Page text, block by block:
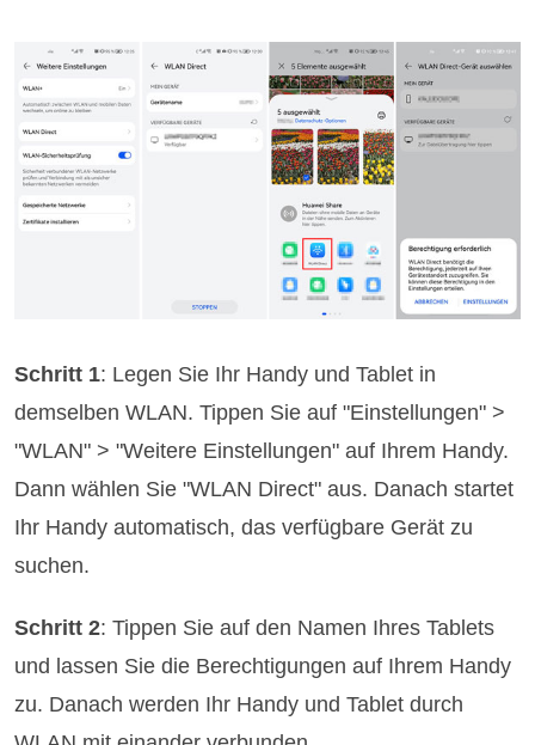
Schritt 1: Legen Sie Ihr Handy und Tablet in
demselben WLAN. Tippen Sie auf "Einstellungen" >
"WLAN" > "Weitere Einstellungen" auf Ihrem Handy.
Dann wählen Sie "WLAN Direct" aus. Danach startet
Ihr Handy automatisch, das verfügbare Gerät zu
suchen.
Schritt 2: Tippen Sie auf den Namen Ihres Tablets
und lassen Sie die Berechtigungen auf Ihrem Handy
zu. Danach werden Ihr Handy und Tablet durch